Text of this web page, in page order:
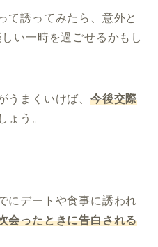
て誘ってみたら、意外と
い一時を過ごせるかもし
うまくいけば、 今後交際
ょう。
にデートや食事に誘われ
会ったときに告白される